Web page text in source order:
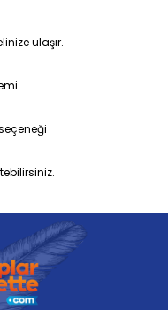
ulaşır.